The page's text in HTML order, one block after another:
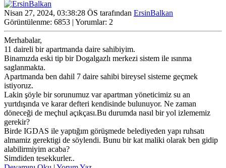
Nisan 27, 2024, 03:38:28 ÖS tarafından ErsinBalkan
Görüntülenme: 6853 | Yorumlar: 2
Merhabalar,
11 daireli bir apartmanda daire sahibiyim.
Binamızda eski tip bir Dogalgazlı merkezi sistem ile ısınma
saglanmakta.
Apartmanda ben dahil 7 daire sahibi bireysel sisteme geçmek
istiyoruz.
Lakin şöyle bir sorunumuz var apartman yöneticimiz su an
yurtdışında ve karar defteri kendisinde bulunuyor. Ne zaman
döneceği de meçhul açıkçası.Bu durumda nasıl bir yol izlememiz
gerekir?
Birde IGDAS ile yaptığım görüşmede belediyeden yapı ruhsatı
almamiz gerektigi de söylendi. Bunu bir kat maliki olarak ben gidip
alabilirmiyim acaba?
Simdiden tesekkurler..